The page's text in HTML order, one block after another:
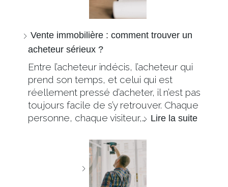
Vente immobilière : comment trouver un
acheteur sérieux ?
Entre l’acheteur indécis, l’acheteur qui
prend son temps, et celui qui est
réellement pressé d’acheter, il n’est pas
toujours facile de s’y retrouver. Chaque
personne, chaque visiteur,… Lire la suite